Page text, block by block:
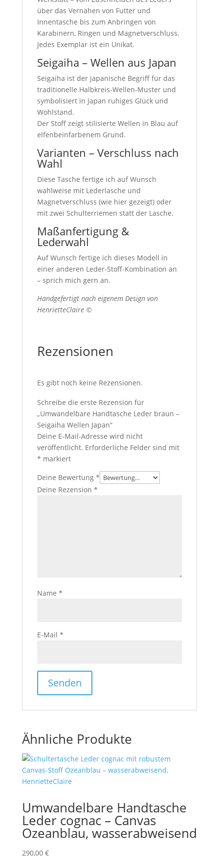
über das Vernähen von Futter und
Innentasche bis zum Anbringen von
Karabinern, Ringen und Magnetverschluss.
Jedes Exemplar ist ein Unikat.
Seigaiha – Wellen aus Japan
Seigaiha ist der japanische Begriff für das
traditionelle Halbkreis-Wellen-Muster und
symbolisiert in Japan ruhiges Glück und
Wohlstand.
Der Stoff zeigt stilisierte Wellen in Blau auf
elfenbeinfarbenem Grund.
Varianten – Verschluss nach
Wahl
Diese Tasche fertige ich auf Wunsch
wahlweise mit Lederlasche und
Magnetverschluss (wie hier gezeigt) oder
mit zwei Schulterriemen statt der Lasche.
Maßanfertigung &
Lederwahl
Auf Wunsch fertige ich dieses Modell in
einer anderen Leder-Stoff-Kombination an
– sprich mich gern an.
Handgefertigt nach eigenem Design von
HenrietteClaire ©
Rezensionen
Es gibt noch keine Rezensionen.
Schreibe die erste Rezension für
„Umwandelbare Handtasche Leder braun –
Seigaiha Wellen Japan“
Deine E-Mail-Adresse wird nicht
veröffentlicht. Erforderliche Felder sind mit
* markiert
Deine Bewertung *
Deine Rezension *
Name *
E-Mail *
Ähnliche Produkte
Umwandelbare Handtasche
Leder cognac – Canvas
Ozeanblau, wasserabweisend
290,00 €